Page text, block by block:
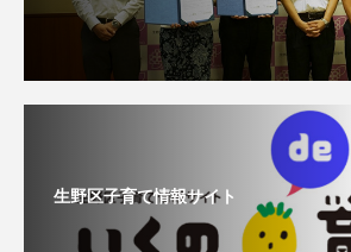
生野区子育て情報サイト